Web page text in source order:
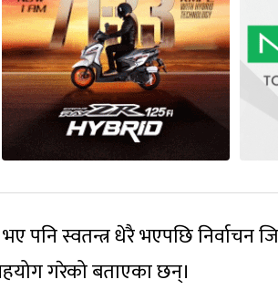
पनि स्वतन्त्र धेरै भएपछि निर्वाचन
गरेको बताएका छन्।